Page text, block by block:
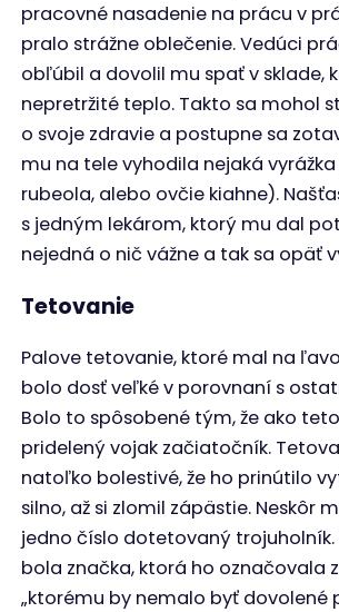
pracovné nasadenie na prácu v
pralo strážne oblečenie. Vedúci
obľúbil a dovolil mu spať v sklade,
nepretržité teplo. Takto sa mohol
o svoje zdravie a postupne sa
mu na tele vyhodila nejaká
rubeola, alebo ovčie kiahne).
s jedným lekárom, ktorý mu dal
nejedná o nič vážne a tak sa opäť
Tetovanie
Palove tetovanie, ktoré mal na
bolo dosť veľké v porovnaní s
Bolo to spôsobené tým, že ako
pridelený vojak začiatočník.
natoľko bolestivé, že ho prinútilo
silno, až si zlomil zápästie. Neskôr
jedno číslo dotetovaný trojuholník.
bola značka, ktorá ho označovala
„ktorému by nemalo byť dovolené